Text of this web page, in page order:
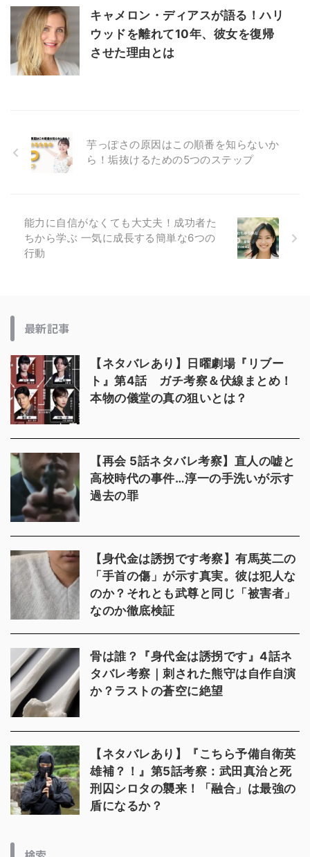
キャメロン・ディアスが語る！ハリ
ウッドを離れて10年、彼女を復帰
させた理由とは
芋っぽさの原因はこの順番を知らないか
ら！垢抜けるための5つのステップ
能力に自信がなくても大丈夫！成功者た
ちから学ぶ 一気に成長する簡単な6つの
行動
最新記事
【ネタバレあり】日曜劇場『リブー
ト』第4話 ガチ考察＆伏線まとめ！
本物の儀堂の真の狙いとは？
【再会 5話ネタバレ考察】直人の嘘と
高校時代の事件…淳一の手洗いが示す
過去の罪
【身代金は誘拐です考察】有馬英二の
「手首の傷」が示す真実。彼は犯人な
のか？それとも武尊と同じ「被害者」
なのか徹底検証
骨は誰？『身代金は誘拐です』4話ネ
タバレ考察｜刺された熊守は自作自演
か？ラストの蒼空に絶望
【ネタバレあり】『こちら予備自衛英
雄補？！』第5話考察：武田真治と死
刑囚シロタの襲来！「融合」は最強の
盾になるか？